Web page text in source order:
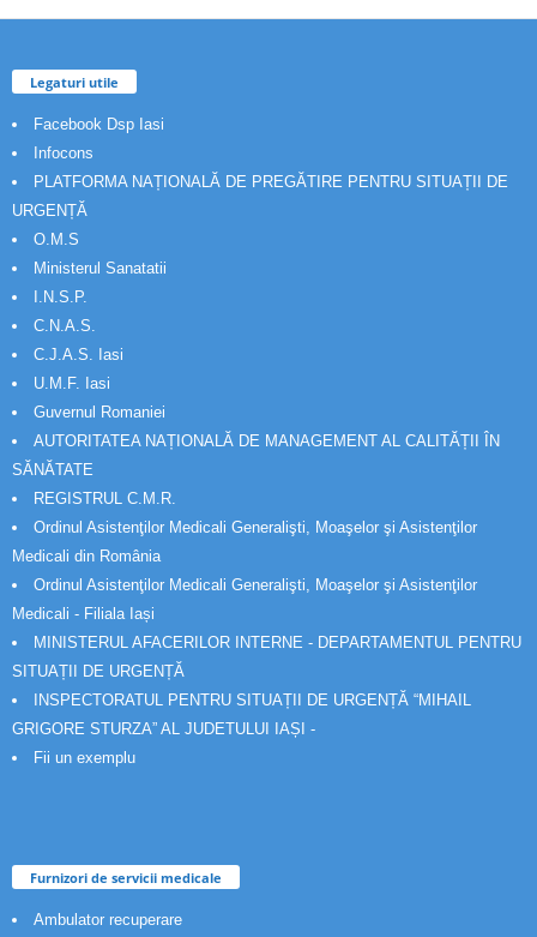
Legaturi utile
Facebook Dsp Iasi
Infocons
PLATFORMA NAȚIONALĂ DE PREGĂTIRE PENTRU SITUAȚII DE
URGENȚĂ
O.M.S
Ministerul Sanatatii
I.N.S.P.
C.N.A.S.
C.J.A.S. Iasi
U.M.F. Iasi
Guvernul Romaniei
AUTORITATEA NAȚIONALĂ DE MANAGEMENT AL CALITĂȚII ÎN
SĂNĂTATE
REGISTRUL C.M.R.
Ordinul Asistenţilor Medicali Generalişti, Moaşelor şi Asistenţilor
Medicali din România
Ordinul Asistenţilor Medicali Generalişti, Moaşelor şi Asistenţilor
Medicali - Filiala Iași
MINISTERUL AFACERILOR INTERNE - DEPARTAMENTUL PENTRU
SITUAȚII DE URGENȚĂ
INSPECTORATUL PENTRU SITUAȚII DE URGENȚĂ “MIHAIL
GRIGORE STURZA” AL JUDETULUI IAȘI -
Fii un exemplu
Furnizori de servicii medicale
Ambulator recuperare